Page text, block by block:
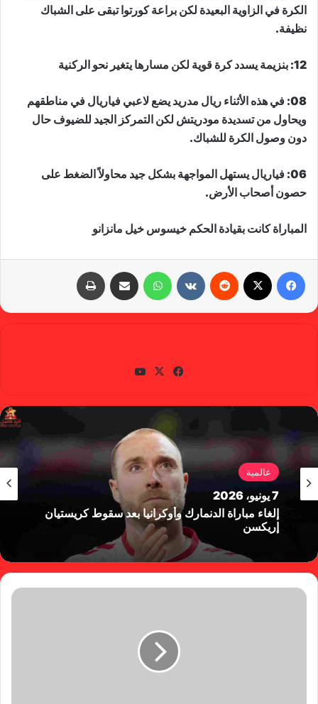
الكرة في الزاوية البعيدة لكن براعة كورتوا تبقى على الشباك
نظيفة.
12: بنزيمة يسدد كرة قوية لكن مسارها يتغير نحو الركنية
08: في هذه الأثناء ريال مدريد يضع لاعبي فياريال في مناطقهم
ويحاول من تسديدة مودريتش لكن التمركز الجيد للضيوف حال
دون وصول الكرة للشباك.
06: فياريال يستهل المواجهة بشكل جيد محاولاً الضغط على
حصون أصحاب الأرض.
المباراة كانت بقيادة الحكم خيسوس خيل مانزانو
واتساب
في
وك
X
عالمية
7 يونيو، 2026
إلغاء مباراة الدنمارك وأوكرانيا بعد سقوط كريستيان
إريكسن